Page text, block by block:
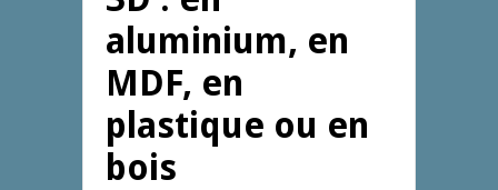
aluminium, en
MDF, en
plastique ou en
bois